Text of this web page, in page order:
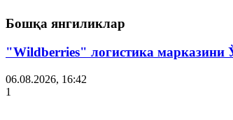
Бошқа янгиликлар
"Wildberries" логистика марказини
06.08.2026, 16:42
1